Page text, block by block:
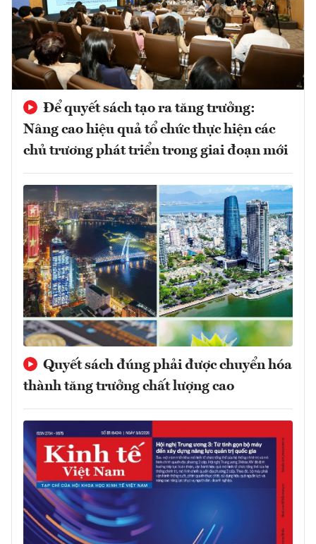
Để quyết sách tạo ra tăng trưởng:
Nâng cao hiệu quả tổ chức thực hiện các
chủ trương phát triển trong giai đoạn mới
Quyết sách đúng phải được chuyển hóa
thành tăng trưởng chất lượng cao